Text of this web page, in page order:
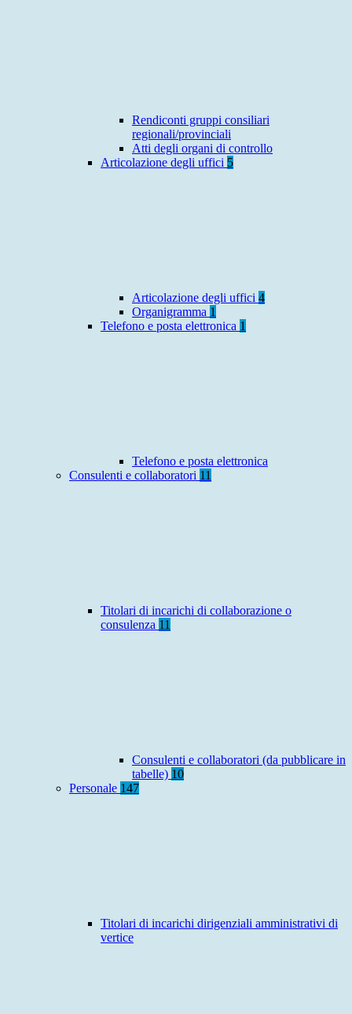
Rendiconti gruppi consiliari
regionali/provinciali
Atti degli organi di controllo
Articolazione degli uffici 5
Articolazione degli uffici 4
Organigramma 1
Telefono e posta elettronica 1
Telefono e posta elettronica
Consulenti e collaboratori 11
Titolari di incarichi di collaborazione o
consulenza 11
Consulenti e collaboratori (da pubblicare in
tabelle) 10
Personale 147
Titolari di incarichi dirigenziali amministrativi di
vertice